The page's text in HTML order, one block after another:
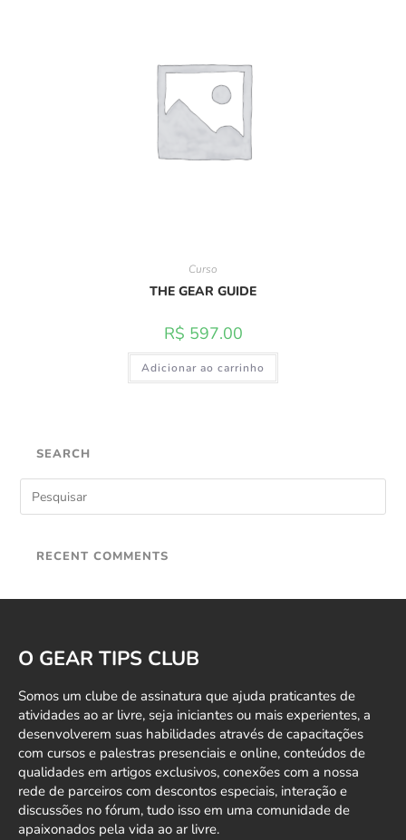
Curso
THE GEAR GUIDE
R$ 597.00
Adicionar ao carrinho
SEARCH
RECENT COMMENTS
O GEAR TIPS CLUB
Somos um clube de assinatura que ajuda praticantes de
atividades ao ar livre, seja iniciantes ou mais experientes, a
desenvolverem suas habilidades através de capacitações
com cursos e palestras presenciais e online, conteúdos de
qualidades em artigos exclusivos, conexões com a nossa
rede de parceiros com descontos especiais, interação e
discussões no fórum, tudo isso em uma comunidade de
apaixonados pela vida ao ar livre.